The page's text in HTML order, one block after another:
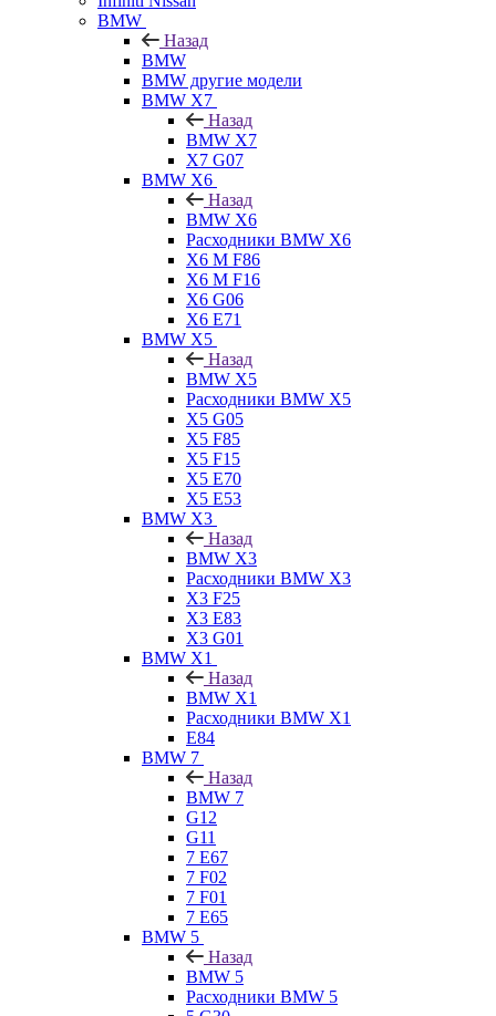
BMW
Назад
BMW
BMW другие модели
BMW X7
Назад
BMW X7
X7 G07
BMW X6
Назад
BMW X6
Расходники BMW X6
X6 M F86
X6 M F16
X6 G06
X6 E71
BMW X5
Назад
BMW X5
Расходники BMW X5
X5 G05
X5 F85
X5 F15
X5 E70
X5 E53
BMW X3
Назад
BMW X3
Расходники BMW X3
X3 F25
X3 E83
X3 G01
BMW X1
Назад
BMW X1
Расходники BMW X1
E84
BMW 7
Назад
BMW 7
G12
G11
7 Е67
7 F02
7 F01
7 E65
BMW 5
Назад
BMW 5
Расходники BMW 5